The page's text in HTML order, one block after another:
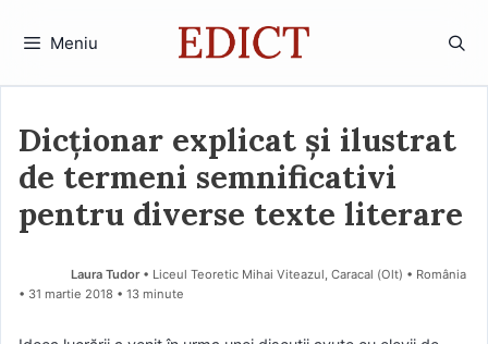
Meniu
Dicţionar explicat şi ilustrat
de termeni semnificativi
pentru diverse texte literare
Laura Tudor• Liceul Teoretic Mihai Viteazul, Caracal (Olt) • România
31 martie 2018 • 13 minute